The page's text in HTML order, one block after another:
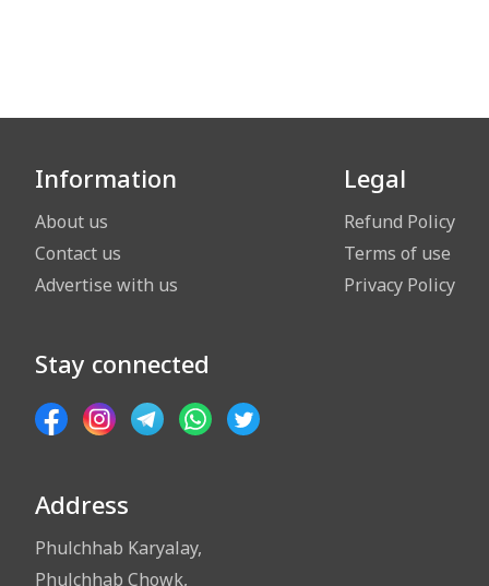
Information
About us
Contact us
Advertise with us
Legal
Refund Policy
Terms of use
Privacy Policy
Stay connected
Address
Phulchhab Karyalay,
Phulchhab Chowk,